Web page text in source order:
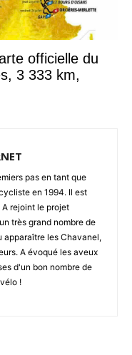
officielle du
3 333 km,
pas en tant que
en 1994. Il est
rejoint le projet
très grand nombre de
apparaître les Chavanel,
A évoqué les aveux
d'un bon nombre de
!